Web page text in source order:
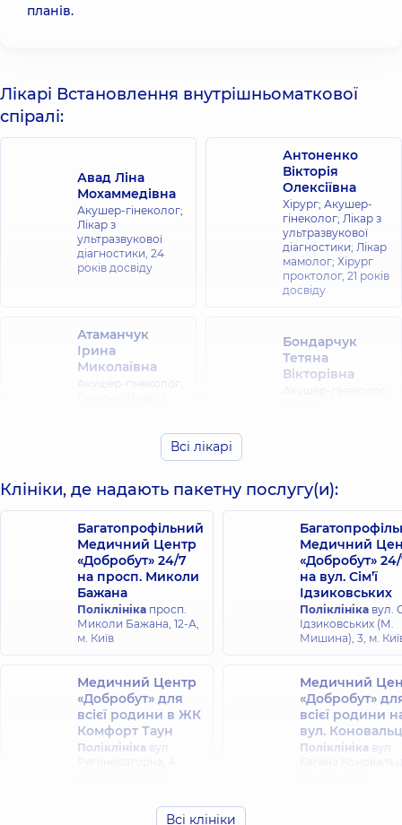
планів.
Лікарі Встановлення внутрішньоматкової
спіралі:
Авад Ліна
Мохаммедівна
Акушер-гінеколог;
Лікар з
ультразвукової
діагностики, 24
років досвіду
Антоненко
Вікторія
Олексіївна
Хірург; Акушер-
гінеколог; Лікар з
ультразвукової
діагностики; Лікар
мамолог; Хірург
проктолог, 21 років
досвіду
Атаманчук
Ірина
Миколаївна
Акушер-гінеколог;
Репродуктолог,
28
Бондарчук
Тетяна
Вікторівна
Будченко
Марина
Анатоліївна
Акушер-гінеколог;
Лікар з
ультразвукової
діагностики,
років досвіду
Васьковська
Ірина
В'ячеславівна
Акушер-гінеколог;
Лікар з
ультразвукової
діагностики,19
років досвіду
Миколаївна
Акушер-гінеколог;
Лікар з
ультразвукової
діагностики,27
Іванівна
Акушер-гінеколог;
Лікар з
ультразвукової
діагностики,26
Всі лікарі
Клініки, де надають пакетну послугу(и):
Багатопрофільний
Медичний Центр
«Добробут» 24/7
на просп. Миколи
Бажана
Поліклініка просп.
Миколи Бажана, 12-А,
м. Київ
Медичний
«Добробут»
на вул. Сім’ї
Ідзиковських
Поліклініка вул.
Ідзиковських (М.
Мишина), 3, м.
Медичний Центр
«Добробут» для
всієї родини в ЖК
Комфорт Таун
Поліклініка вул.
Медичний
«Добробут»
всієї родини
вул.
Поліклініка вул.
Всі клініки